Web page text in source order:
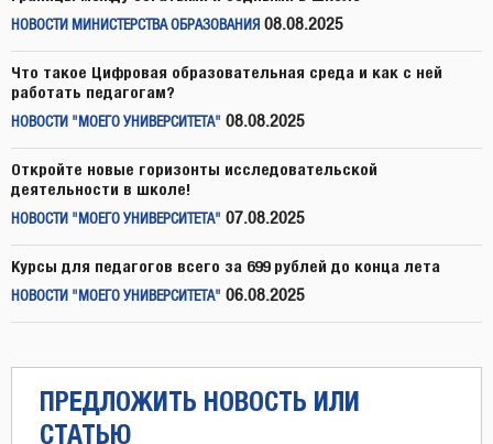
НОВОСТИ МИНИСТЕРСТВА ОБРАЗОВАНИЯ 08.08.2025
Что такое Цифровая образовательная среда и как с ней
работать педагогам?
НОВОСТИ "МОЕГО УНИВЕРСИТЕТА" 08.08.2025
Откройте новые горизонты исследовательской
деятельности в школе!
НОВОСТИ "МОЕГО УНИВЕРСИТЕТА" 07.08.2025
Курсы для педагогов всего за 699 рублей до конца лета
НОВОСТИ "МОЕГО УНИВЕРСИТЕТА" 06.08.2025
ПРЕДЛОЖИТЬ НОВОСТЬ ИЛИ
СТАТЬЮ